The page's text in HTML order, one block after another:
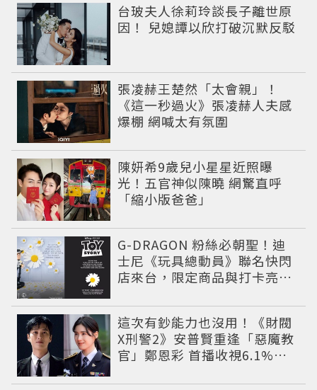
台玻夫人徐莉玲談長子離世原
因！ 兒媳譚以欣打破沉默反駁
張凌赫王楚然「太會親」！
《這一秒過火》張凌赫人夫感
爆棚 網喊太有氛圍
陳妍希9歲兒小星星近照曝
光！五官神似陳曉 網驚直呼
「縮小版爸爸」
G-DRAGON 粉絲必朝聖！迪
士尼《玩具總動員》聯名快閃
店來台，限定商品與打卡亮點
這次有鈔能力也沒用！《財閥
X刑警2》安普賢重逢「惡魔教
官」鄭恩彩 首播收視6.1%超